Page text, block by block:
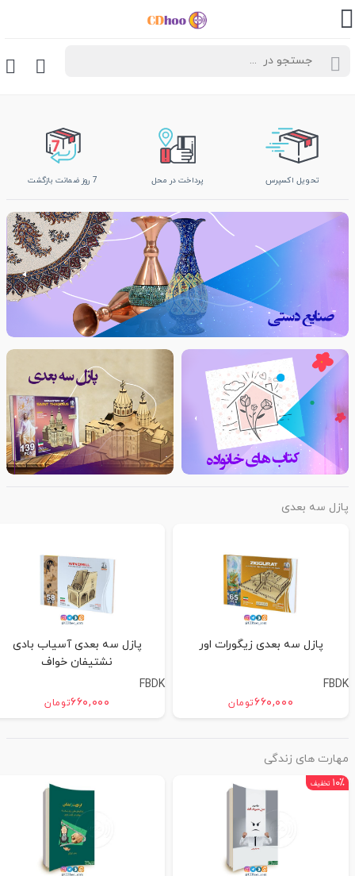
تحویل اکسپرس پرداخت در محل 7 روز ضمانت بازگشت
پازل سه بعدی
پازل سه بعدی زیگورات اور
FBDK
۶۶۰,۰۰۰تومان
پازل سه بعدی آسیاب بادی
نشتیفان خواف
FBDK
۶۶۰,۰۰۰تومان
مهارت های زندگی
۱۰٪ تخفیف